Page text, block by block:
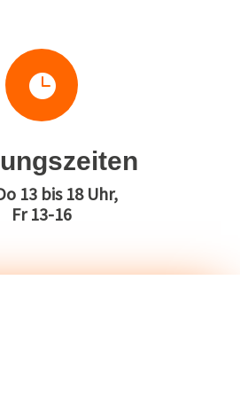

13 bis 18 Uhr,
Fr 13-16